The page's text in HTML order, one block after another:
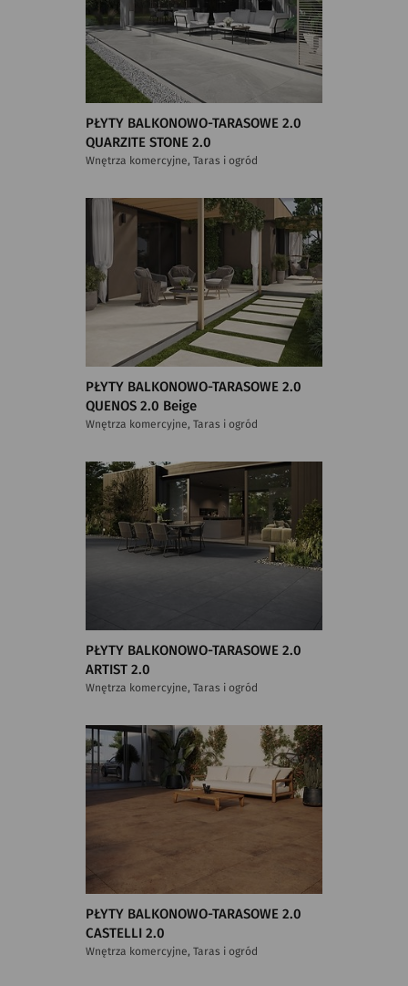
PŁYTY BALKONOWO-TARASOWE 2.0
QUARZITE STONE 2.0
Wnętrza komercyjne, Taras i ogród
PŁYTY BALKONOWO-TARASOWE 2.0
QUENOS 2.0 Beige
Wnętrza komercyjne, Taras i ogród
PŁYTY BALKONOWO-TARASOWE 2.0
ARTIST 2.0
Wnętrza komercyjne, Taras i ogród
PŁYTY BALKONOWO-TARASOWE 2.0
CASTELLI 2.0
Wnętrza komercyjne, Taras i ogród